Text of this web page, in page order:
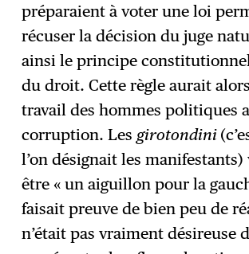
préparaient à voter une loi
récuser la décision du juge
ainsi le principe constitutionnel
du droit. Cette règle aurait
travail des hommes politiques
corruption. Les girotondini
l’on désignait les
être « un aiguillon pour la
faisait preuve de bien peu de
n’était pas vraiment désireuse